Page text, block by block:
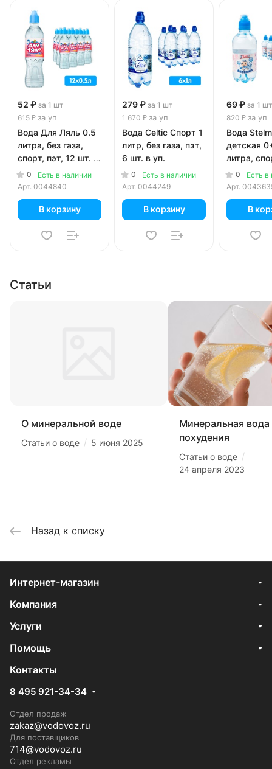
52 ₽ за 1 шт
615 ₽ за уп
Вода Для Ляль 0.5
литра, без газа,
спорт, пэт, 12 шт. в
уп.0
Есть в наличии
Арт. 0044840
В корзину
279 ₽ за 1 шт
1 670 ₽ за уп
Вода Celtic Спорт 1
литр, без газа, пэт,
6 шт. в уп.
0
Есть в наличии
Арт. 0044249
В корзину
69 ₽ за 1 шт
820 ₽ за уп
Вода
детская
литра,
газа, 12
0
Есть в
Арт.
В
Статьи
О минеральной воде
Статьи о воде / 5 июня 2025
Минеральная вода
похудения
Статьи о воде /
24 апреля 2023
Назад к списку
Интернет-магазин
Компания
Услуги
Помощь
Контакты
8 495 921-34-34
Отдел продаж
zakaz@vodovoz.ru
Для поставщиков
714@vodovoz.ru
Отдел рекламы